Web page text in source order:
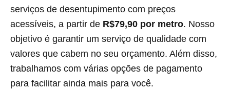
serviços de desentupimento com preços
acessíveis, a partir de R$79,90 por metro. Nosso
objetivo é garantir um serviço de qualidade com
valores que cabem no seu orçamento. Além disso,
trabalhamos com várias opções de pagamento
para facilitar ainda mais para você.